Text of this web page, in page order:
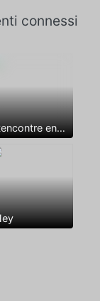
connessi
Rencontre entre mecs